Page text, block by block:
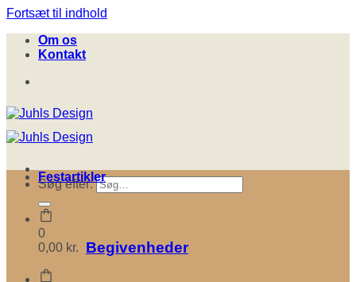
Fortsæt til indhold
Om os
Kontakt
Søg efter:
0
0,00 kr.
Festartikler
Begivenheder